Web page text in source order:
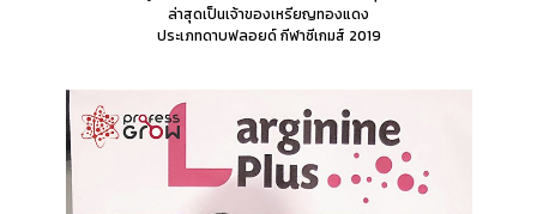
ล่าสุดเป็นเจ้าของเหรียญทองแดง
ประเภทดาบฟลอยด์ กีฬาซีเกมส์ 2019